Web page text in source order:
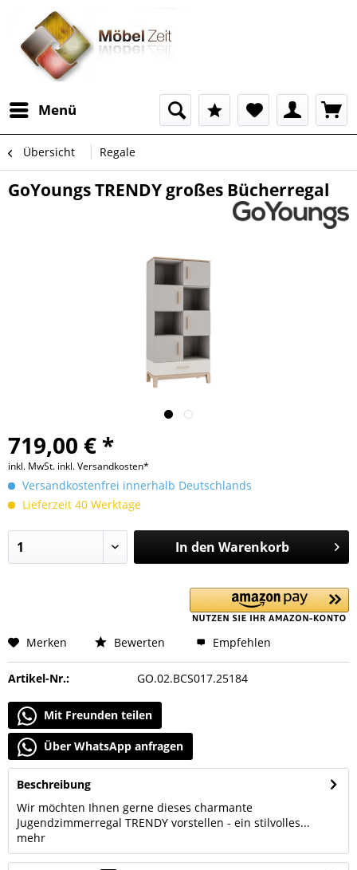
Menü
Übersicht Regale
GoYoungs TRENDY großes Bücherregal
719,00 € *
inkl. MwSt. inkl. Versandkosten*
Versandkostenfrei innerhalb Deutschlands
Lieferzeit 40 Werktage
In den Warenkorb
Merken Bewerten Empfehlen
Artikel-Nr.: GO.02.BCS017.25184
Mit Freunden teilen
Über WhatsApp anfragen
Beschreibung
Wir möchten Ihnen gerne dieses charmante
Jugendzimmerregal TRENDY vorstellen - ein stilvolles...
mehr